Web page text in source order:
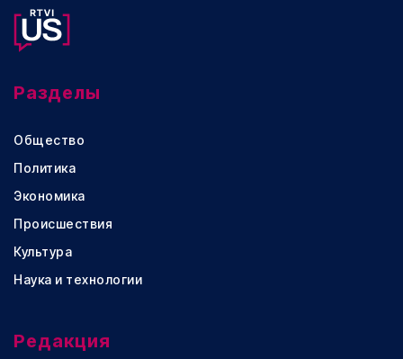
Разделы
Общество
Политика
Экономика
Происшествия
Культура
Наука и технологии
Редакция